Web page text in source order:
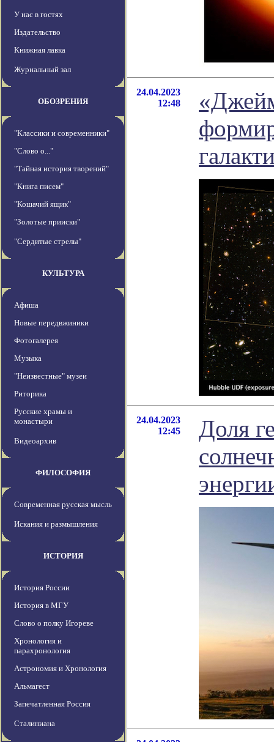
У нас в гостях
Издательство
Книжная лавка
Журнальный зал
ОБОЗРЕНИЯ
"Классики и современники"
"Слово о..."
"Тайная история творений"
"Книга писем"
"Кошачий ящик"
"Золотые прииски"
"Сердитые стрелы"
КУЛЬТУРА
Афиша
Новые передвжиники
Фотогалерея
Музыка
"Неизвестные" музеи
Риторика
Русские храмы и
монастыри
Видеоархив
ФИЛОСОФИЯ
Современная русская мысль
Искания и размышления
ИСТОРИЯ
История России
История в МГУ
Слово о полку Игореве
Хронология и
парахронология
Астрономия и Хронология
Альмагест
Запечатленная Россия
Сталиниана
24.04.2023
12:48
24.04.2023
12:45
Доля